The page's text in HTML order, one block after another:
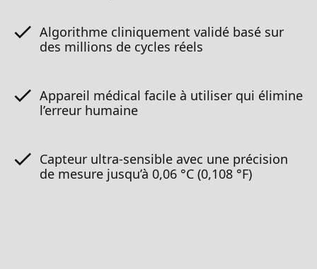
Algorithme cliniquement validé basé sur
des millions de cycles réels
Appareil médical facile à utiliser qui élimine
l’erreur humaine
Capteur ultra-sensible avec une précision
de mesure jusqu’à 0,06 °C (0,108 °F)